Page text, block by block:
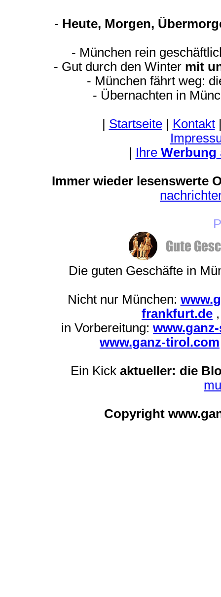
- Heute, Morgen,
- München rein
- Gut durch den Winter mit
- München fährt weg:
- Übernachten in
Startseite| Kontakt
IhreWerbung
Immer wieder lesenswerte
Die guten Geschäfte in
Nicht nur München:
frankfurt.de
in Vorbereitung:
www.ganz-tirol.com
Ein Kick aktueller: die
Copyright